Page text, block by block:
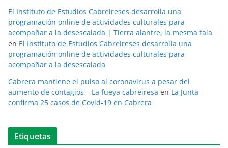
El Instituto de Estudios Cabreireses desarrolla una
programación online de actividades culturales para
acompañar a la desescalada | Tierra alantre, la mesma fala
en El Instituto de Estudios Cabreireses desarrolla una
programación online de actividades culturales para
acompañar a la desescalada
Cabrera mantiene el pulso al coronavirus a pesar del
aumento de contagios – La fueya cabreiresa en La Junta
confirma 25 casos de Covid-19 en Cabrera
Etiquetas